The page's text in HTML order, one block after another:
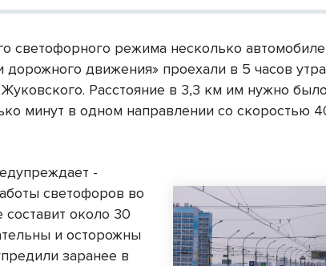
светофорного режима несколько
дорожного движения» проехали в 5 часов
Расстояние в 3,3 км им нужно было
минут в одном направлении со скоростью
-
светофоров во
около 30
и осторожны
заранее в